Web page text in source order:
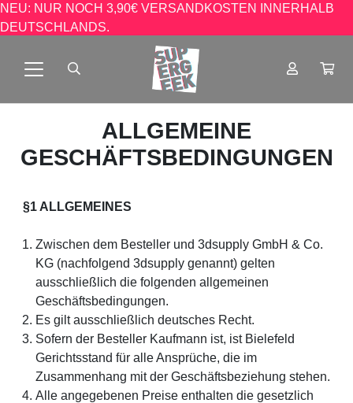
NEU: NUR NOCH 3,90€ VERSANDKOSTEN INNERHALB
DEUTSCHLANDS.
ALLGEMEINE
GESCHÄFTSBEDINGUNGEN
§1 ALLGEMEINES
Zwischen dem Besteller und 3dsupply GmbH & Co.
KG (nachfolgend 3dsupply genannt) gelten
ausschließlich die folgenden allgemeinen
Geschäftsbedingungen.
Es gilt ausschließlich deutsches Recht.
Sofern der Besteller Kaufmann ist, ist Bielefeld
Gerichtsstand für alle Ansprüche, die im
Zusammenhang mit der Geschäftsbeziehung stehen.
Alle angegebenen Preise enthalten die gesetzlich